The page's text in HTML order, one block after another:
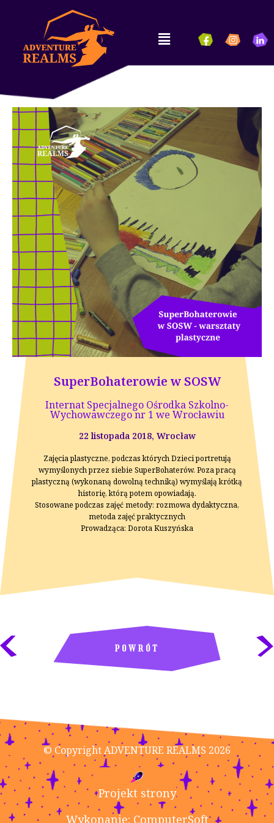
SuperBohaterowie w SOSW
Internat Specjalnego Ośrodka Szkolno-
Wychowawczego nr 1 we Wrocławiu
22 listopada 2018, Wrocław
Zajęcia plastyczne, podczas których Dzieci portretują
wymyślonych przez siebie SuperBohaterów. Poza pracą
plastyczną (wykonaną dowolną techniką) wymyślają krótką
historię, którą potem opowiadają.
Stosowane podczas zajęć metody: rozmowa dydaktyczna,
metoda zajęć praktycznych
Prowadząca: Dorota Kuszyńska
POWRÓT
© Copyright ADVENTURE REALMS 2026
Projekt strony
Wykonanie: ComputerSoft